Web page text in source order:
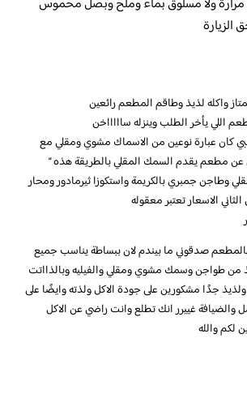
مرارة ولا مسلوق بماء وملح وبصل محموس
واكله لذيذ وطاقم المطعم رائعين
اللي يأخر الطلب وينزله ساااااخن
كان عبارة نوعين من الاسماك مشوي ومقلي مع
عن مطعم يقدم السمك المقلي بالطريقة هذه “
وطاجن جمبري بالكريمة واستكوزا ثيرمادور ومحار
الاسعار تعتبر معقوله
صدقوني ما بيندم لان ببساطة يناسب جميع
من طواجن وسمك مشوي ومقلي والفيليه وبالذااتت
جدًا مشكورين على جودة الاكل ولذته وايضًا على
والضيافة غييرر انك تطلع وانت راضي عن الاكل
لكم والله